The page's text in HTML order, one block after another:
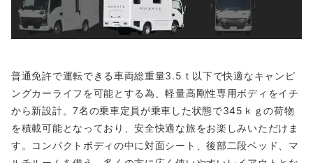
普通免許で運転できる車両総重量3.5ｔ以下で快適なキャンピ
ングカーライフを可能とする為、軽量高剛性専用ボディをイチ
から新設計。7名の乗車定員が乗車した状態で345ｋｇの荷物
を積載可能となっており、安全快適な旅をお楽しみいただけま
す。コンパクトボディの中に対面シート、後部二段ベッド、マ